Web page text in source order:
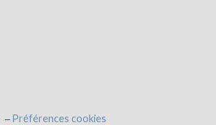
Préférences cookies